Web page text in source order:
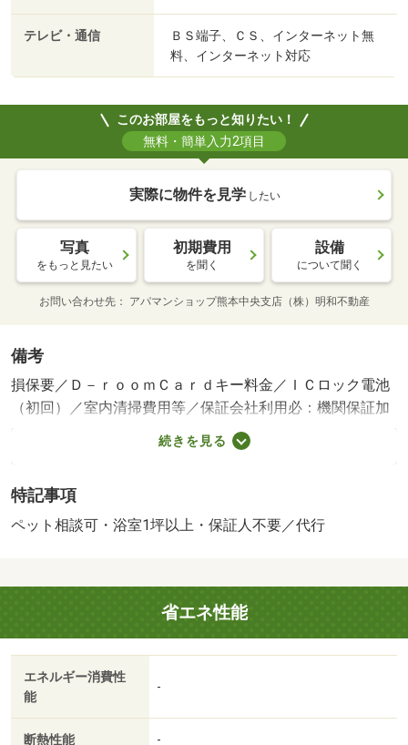
テレビ・通信
ＢＳ端子、ＣＳ、インターネット無
料、インターネット対応
このお部屋をもっと知りたい！
無料・簡単入力2項目
実際に物件を見学 したい
写真
をもっと見たい
初期費用
を聞く
設備
について聞く
お問い合わせ先 アパマンショップ熊本中央支店（株）明和不動産
備考
損保要／Ｄ－ｒｏｏｍＣａｒｄキー料金／ＩＣロック電池
（初回）／室内清掃費用等／保証会社利用必：機関保証加
入必須。 機関保証料は月額賃料等総額の３．４％＋８０
０円／月（その他商品あり）／ペット相談／［退去時費
料金はご契約前にＬＰガス事業者にご確認いただけま
す。 本物件はＺＥＨ－Ｍ物件です。詳細はＺＥＨ－Ｍ情
ゼット／フローリング／シャワー付洗面台／ＴＶインター
ホン／浴室乾燥機／オートロック／室内洗濯置／シューズ
ボックス／システムキッチン／追焚機能浴室／温水洗浄便
座／駐輪場／宅配ボックス／即入居可／敷金不要／対面式
キッチン／ペット相談／照明付／保証人不要／ＣＳ／ネッ
ト使用料不要／浴室１坪以上／バス停徒歩３分以内／セキ
続きを見る
特記事項
ペット相談可・浴室1坪以上・保証人不要／代行
省エネ性能
エネルギー消費性
能
-
断熱性能 -